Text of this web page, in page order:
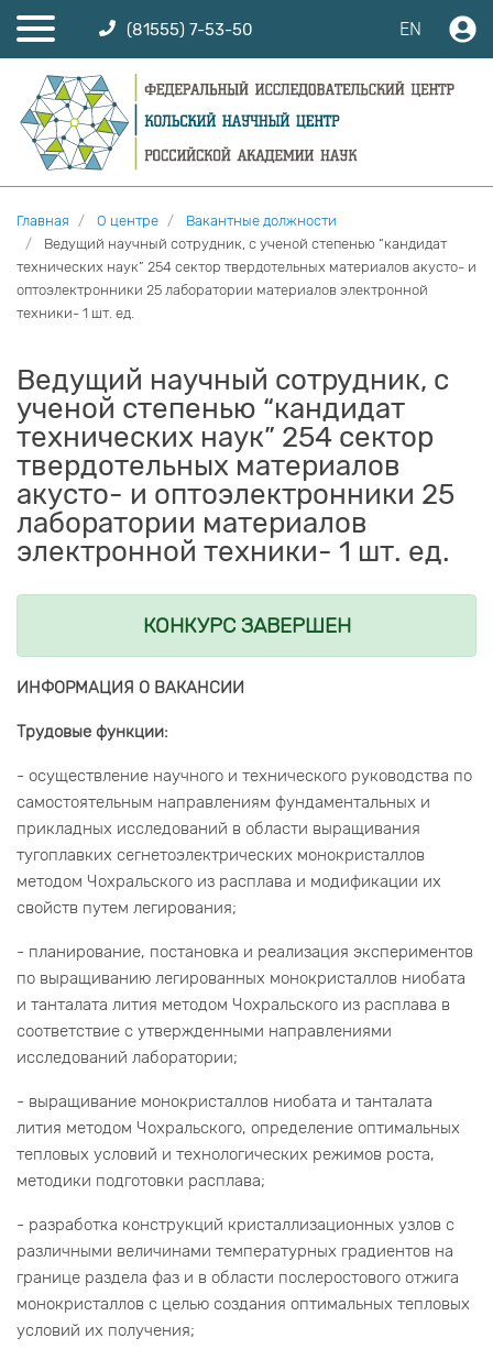
(81555) 7-53-50 EN
Главная О центре
Вакантные должности
Ведущий научный сотрудник, с ученой степенью “кандидат
технических наук” 254 сектор твердотельных материалов акусто- и
оптоэлектронники 25 лаборатории материалов электронной
техники- 1 шт. ед.
Ведущий научный сотрудник, с
ученой степенью “кандидат
технических наук” 254 сектор
твердотельных материалов
акусто- и оптоэлектронники 25
лаборатории материалов
электронной техники- 1 шт. ед.
КОНКУРС ЗАВЕРШЕН
ИНФОРМАЦИЯ О ВАКАНСИИ
Трудовые функции:
- осуществление научного и технического руководства по
самостоятельным направлениям фундаментальных и
прикладных исследований в области выращивания
тугоплавких сегнетоэлектрических монокристаллов
методом Чохральского из расплава и модификации их
свойств путем легирования;
- планирование, постановка и реализация экспериментов
по выращиванию легированных монокристаллов ниобата
и танталата лития методом Чохральского из расплава в
соответствие с утвержденными направлениями
исследований лаборатории;
- выращивание монокристаллов ниобата и танталата
лития методом Чохральского, определение оптимальных
тепловых условий и технологических режимов роста,
методики подготовки расплава;
- разработка конструкций кристаллизационных узлов с
различными величинами температурных градиентов на
границе раздела фаз и в области послеростового отжига
монокристаллов с целью создания оптимальных тепловых
условий их получения;